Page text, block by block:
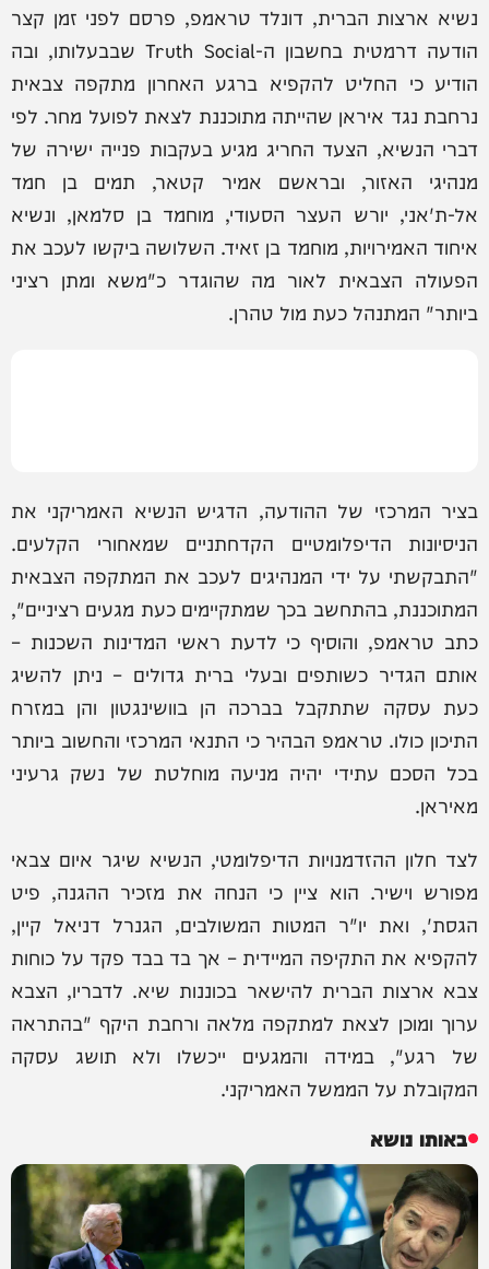
נשיא ארצות הברית, דונלד טראמפ, פרסם לפני זמן קצר
הודעה דרמטית בחשבון ה-Truth Social שבבעלותו, ובה
הודיע כי החליט להקפיא ברגע האחרון מתקפה צבאית
נרחבת נגד איראן שהייתה מתוכננת לצאת לפועל מחר. לפי
דברי הנשיא, הצעד החריג מגיע בעקבות פנייה ישירה של
מנהיגי האזור, ובראשם אמיר קטאר, תמים בן חמד
אל-ת'אני, יורש העצר הסעודי, מוחמד בן סלמאן, ונשיא
איחוד האמירויות, מוחמד בן זאיד. השלושה ביקשו לעכב את
הפעולה הצבאית לאור מה שהוגדר כ"משא ומתן רציני
ביותר" המתנהל כעת מול טהרן.
בציר המרכזי של ההודעה, הדגיש הנשיא האמריקני את
הניסיונות הדיפלומטיים הקדחתניים שמאחורי הקלעים.
"התבקשתי על ידי המנהיגים לעכב את המתקפה הצבאית
המתוכננת, בהתחשב בכך שמתקיימים כעת מגעים רציניים",
כתב טראמפ, והוסיף כי לדעת ראשי המדינות השכנות –
אותם הגדיר כשותפים ובעלי ברית גדולים – ניתן להשיג
כעת עסקה שתתקבל בברכה הן בוושינגטון והן במזרח
התיכון כולו. טראמפ הבהיר כי התנאי המרכזי והחשוב ביותר
בכל הסכם עתידי יהיה מניעה מוחלטת של נשק גרעיני
מאיראן.
לצד חלון ההזדמנויות הדיפלומטי, הנשיא שיגר איום צבאי
מפורש וישיר. הוא ציין כי הנחה את מזכיר ההגנה, פיט
הגסת', ואת יו"ר המטות המשולבים, הגנרל דניאל קיין,
להקפיא את התקיפה המיידית – אך בד בבד פקד על כוחות
צבא ארצות הברית להישאר בכוננות שיא. לדבריו, הצבא
ערוך ומוכן לצאת למתקפה מלאה ורחבת היקף "בהתראה
של רגע", במידה והמגעים ייכשלו ולא תושג עסקה
המקובלת על הממשל האמריקני.
באותו נושא